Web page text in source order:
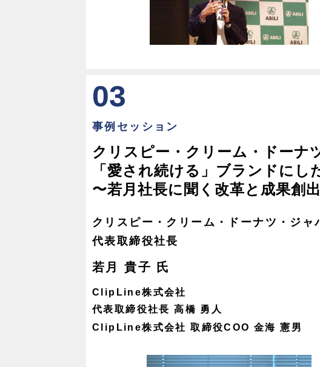
03
事例セッション
クリスピー・クリーム・ドーナ
「愛され続ける」ブランドにし
〜若月社長に聞く改革と成果創
クリスピー・クリーム・ドーナツ・ジャ
代表取締役社長
若月 貴子 氏
ClipLine株式会社
代表取締役社長 高橋 勇人
ClipLine株式会社 取締役COO 金海 憲男